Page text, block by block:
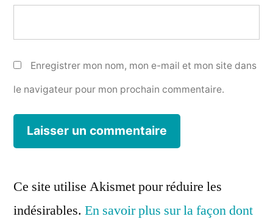
Enregistrer mon nom, mon e-mail et mon site dans
le navigateur pour mon prochain commentaire.
Ce site utilise Akismet pour réduire les
indésirables. En savoir plus sur la façon dont